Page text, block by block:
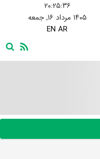
۲۰:۲۵:۳۷
۱۴۰۵ مرداد ۱۶, جمعه
EN AR